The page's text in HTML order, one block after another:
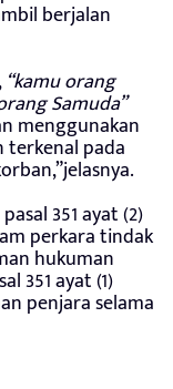
berjalan
“kamu orang
Samuda”
menggunakan
terkenal pada
351 ayat (2)
perkara tindak
hukuman
351 ayat (1)
penjara selama